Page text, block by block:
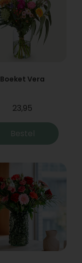
Boeket Vera
23,95
Bestel